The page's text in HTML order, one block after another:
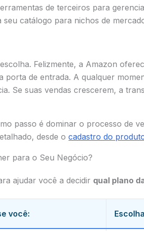
de terceiros para
seu catálogo para nichos de
Felizmente, a Amazon
porta de entrada. A qualquer
Se suas vendas crescerem, a
passo é dominar o processo de
desde ocadastro do
para o Seu Negócio?
ajudar você a decidir qual plano
você: